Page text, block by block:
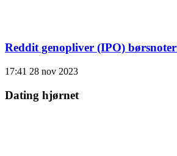
Reddit genopliver (IPO)
17:41 28 nov 2023
Dating hjørnet